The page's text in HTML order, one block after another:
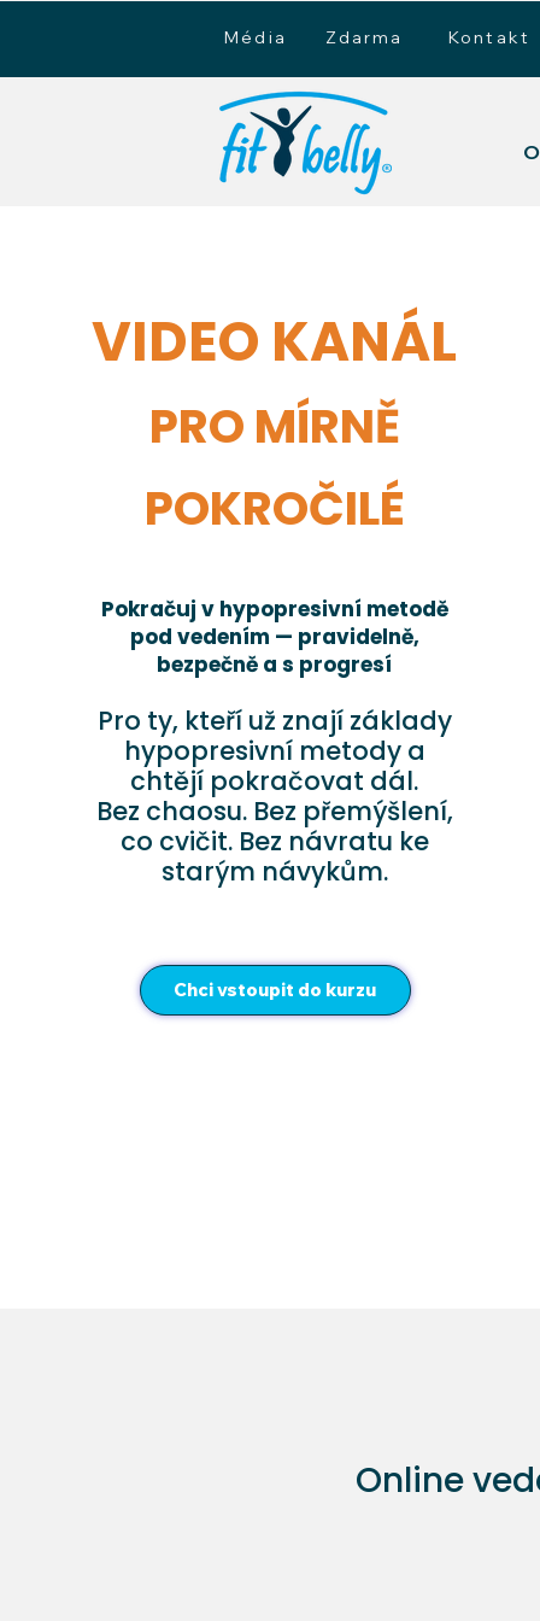
Média Kontakt
Zdarma
VIDEO KANÁL
PRO MÍRNĚ
POKROČILÉ
Pokračuj v hypopresivní metodě
pod vedením — pravidelně,
bezpečně a s progresí
Pro ty, kteří už znají základy
hypopresivní metody a
chtějí pokračovat dál.
Bez chaosu. Bez přemýšlení,
co cvičit. Bez návratu ke
starým návykům.
Chci vstoupit do kurzu
Online